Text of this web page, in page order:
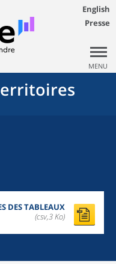
English
Presse
MENU
DES TABLEAUX
(csv,3 Ko)